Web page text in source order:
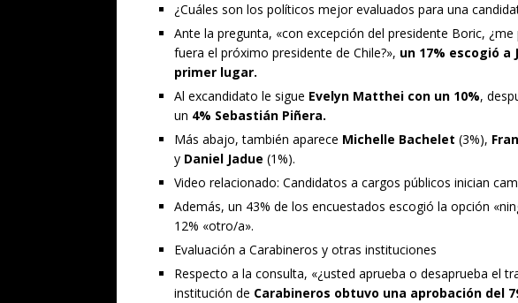
¿Cuáles son los políticos mejor evaluados para una
Ante la pregunta, «con excepción del presidente Boric,
fuera el próximo presidente de Chile?», un 17% escogió a
primer lugar.
Al excandidato le sigue Evelyn Matthei con un 10%,
un 4% Sebastián Piñera.
Más abajo, también aparece Michelle Bachelet (3%),
y Daniel Jadue (1%).
Video relacionado: Candidatos a cargos públicos inician
Además, un 43% de los encuestados escogió la opción
12% «otro/a».
Evaluación a Carabineros y otras instituciones​
Respecto a la consulta, «¿usted aprueba o desaprueba el
institución de Carabineros obtuvo una aprobación del